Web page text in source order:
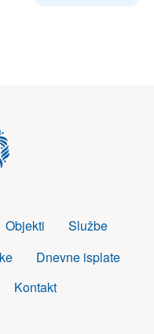
Objekti
Službe
Dnevne isplate
Kontakt